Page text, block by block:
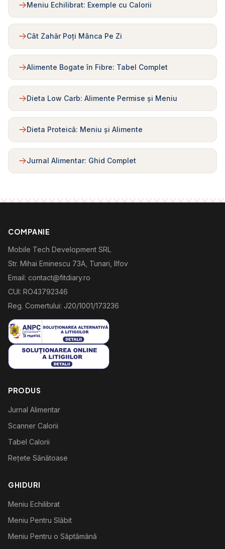
Meniu Echilibrat: Exemple cu Calorii
Cât Zahăr Poți Mânca Pe Zi
Alimente Bogate în Fibre: Tabel Complet
Dieta Low Carb: Alimente Permise și Meniu
Dieta Proteică: Meniu și Alimente
Jurnal Alimentar: Ghid Complet
COMPANIE
Mobile Tech Development SRL
Str. Mihai Eminescu 73A, Tunari, Ilfov
Email: contact@fitdiary.ro
CUI: RO43792346
Reg. Comertului: J20/1001/173236
PRODUS
Jurnal Alimentar
Scanner Calorii
Tabel Calorii
Rețete Sănătoase
GHIDURI
Meniu Echilibrat
Meniu Pentru Slăbit
Meniu Pentru o Săptămână